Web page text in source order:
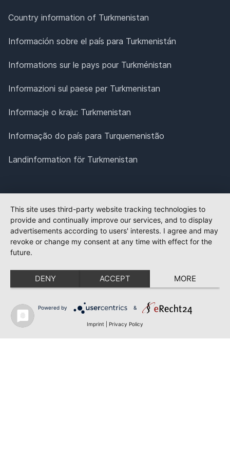
Country information of Turkmenistan
Información sobre el país para Turkmenistán
Informations sur le pays pour Turkménistan
Informazioni sul paese per Turkmenistan
Informacje o kraju: Turkmenistan
Informação do país para Turquemenistão
Landinformation för Turkmenistan
This site uses third-party website tracking technologies to
provide and continually improve our services, and to display
advertisements according to users' interests. I agree and may
revoke or change my consent at any time with effect for the
future.
DENY ACCEPT MORE
Powered by &
Imprint Privacy Policy